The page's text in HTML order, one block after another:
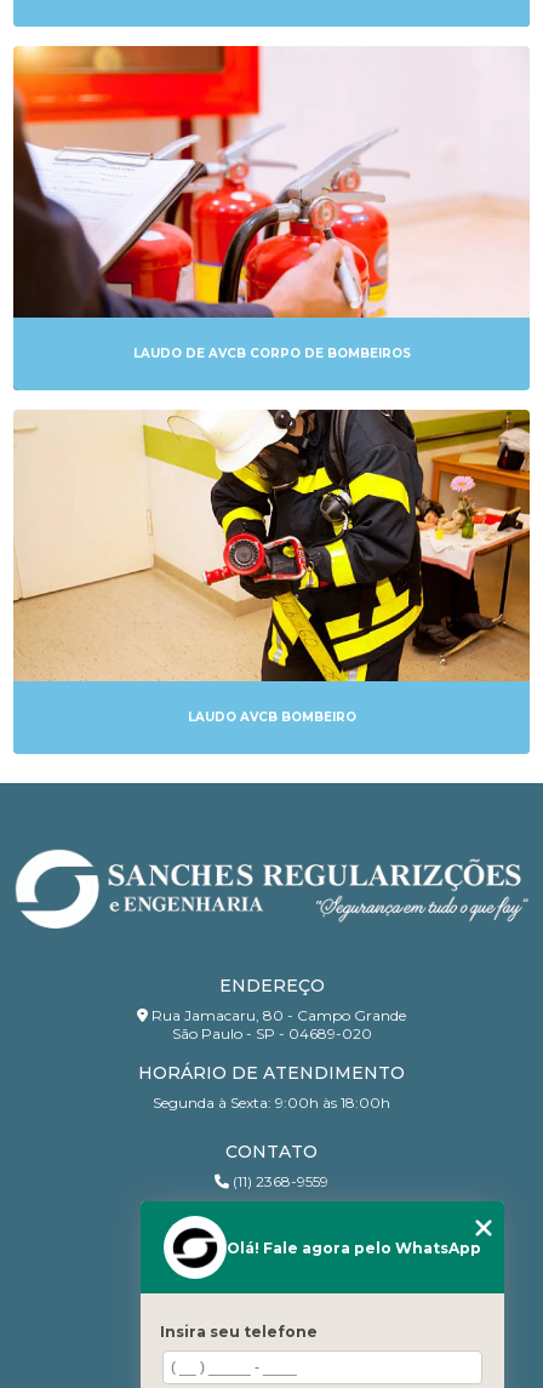
LAUDO DE AVCB CORPO DE BOMBEIROS
LAUDO AVCB BOMBEIRO
ENDEREÇO
Rua Jamacaru, 80 - Campo Grande
São Paulo - SP - 04689-020
HORÁRIO DE ATENDIMENTO
Segunda à Sexta: 9:00h às 18:00h
CONTATO
(11) 2368-9559
contato@sanchesri.com.br
Quem Somos
Blog
Olá! Fale agora pelo WhatsApp
Insira seu telefone